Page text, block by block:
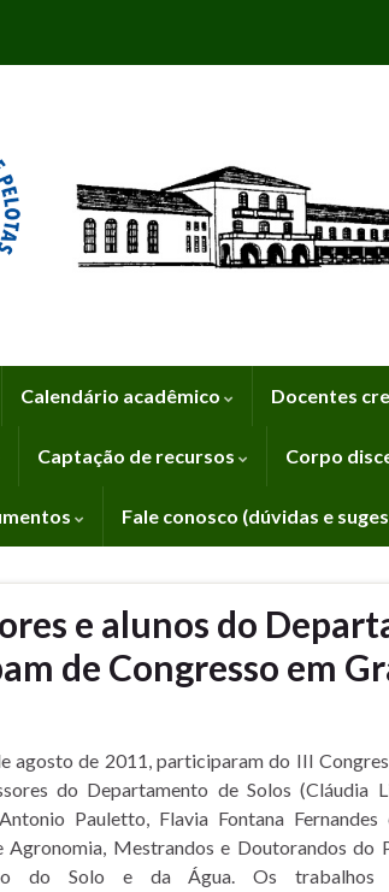
Calendário acadêmico Docentes
Captação de recursos Corpo
Fale conosco (dúvidas e
e alunos do
de Congresso em
agosto de 2011, participaram do III
do Departamento de Solos (Cláudia
Pauletto, Flavia Fontana
Agronomia, Mestrandos e Doutorandos do
do Solo e da Água. Os trabalhos